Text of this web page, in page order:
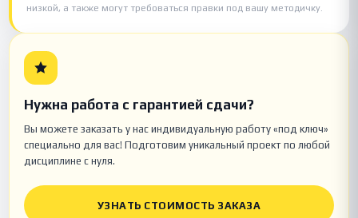
низкой, а также могут требоваться правки под вашу методичку.
Нужна работа с гарантией сдачи?
Вы можете заказать у нас индивидуальную работу «под ключ»
специально для вас! Подготовим уникальный проект по любой
дисциплине с нуля.
УЗНАТЬ СТОИМОСТЬ ЗАКАЗА